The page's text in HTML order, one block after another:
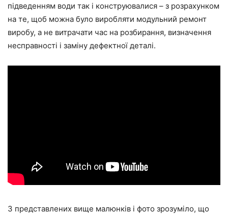
підведенням води так і конструювалися – з розрахунком
на те, щоб можна було виробляти модульний ремонт
виробу, а не витрачати час на розбирання, визначення
несправності і заміну дефектної деталі.
З представлених вище малюнків і фото зрозуміло, що